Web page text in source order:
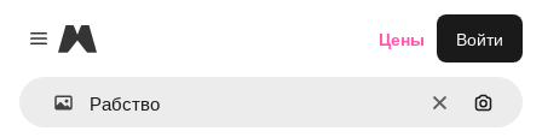
Close menu
Magnific
ОчиститьПоиск
Цены Войти